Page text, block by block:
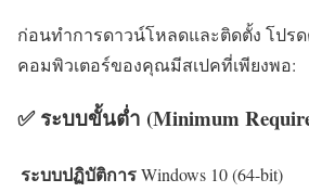
ก่อนทำการดาวน์โหลดและติดตั้ง โปร
คอมพิวเตอร์ของคุณมีสเปคที่เพียงพอ:
✅ ระบบขั้นต่ำ (Minimum
ระบบปฏิบัติการWindows 10 (64-bit)